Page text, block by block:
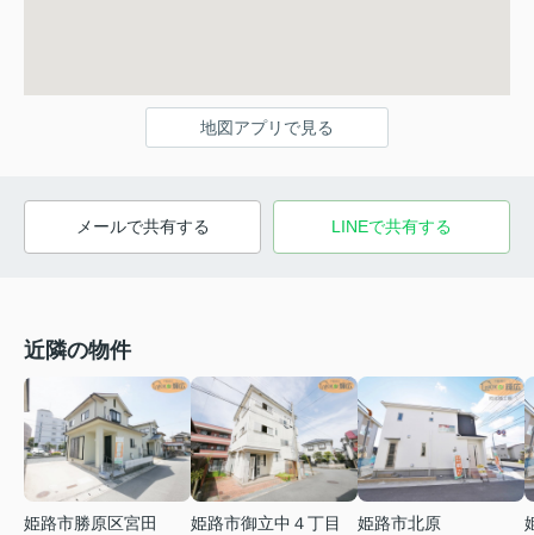
地図アプリで見る
メールで共有する LINEで共有する
近隣の物件
姫路市勝原区宮田
姫路市御立中４丁目
姫路市北原